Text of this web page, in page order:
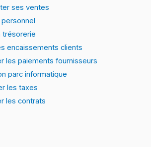
ses ventes
trésorerie
encaissements clients
les paiements fournisseurs
parc informatique
les taxes
les contrats